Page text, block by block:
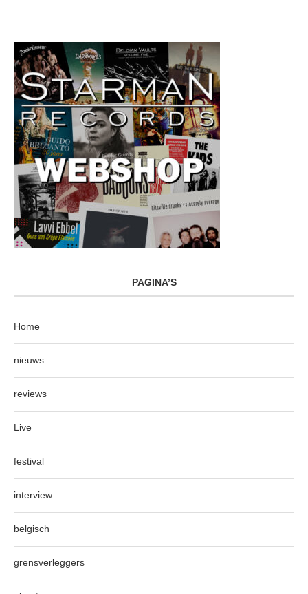
PAGINA’S
Home
nieuws
reviews
Live
festival
interview
belgisch
grensverleggers